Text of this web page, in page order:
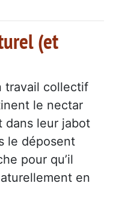
(et
travail collectif
le nectar
dans leur jabot
le déposent
pour qu’il
en